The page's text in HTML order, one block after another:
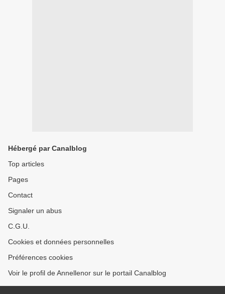
Hébergé par Canalblog
Top articles
Pages
Contact
Signaler un abus
C.G.U.
Cookies et données personnelles
Préférences cookies
Voir le profil de Annellenor sur le portail Canalblog